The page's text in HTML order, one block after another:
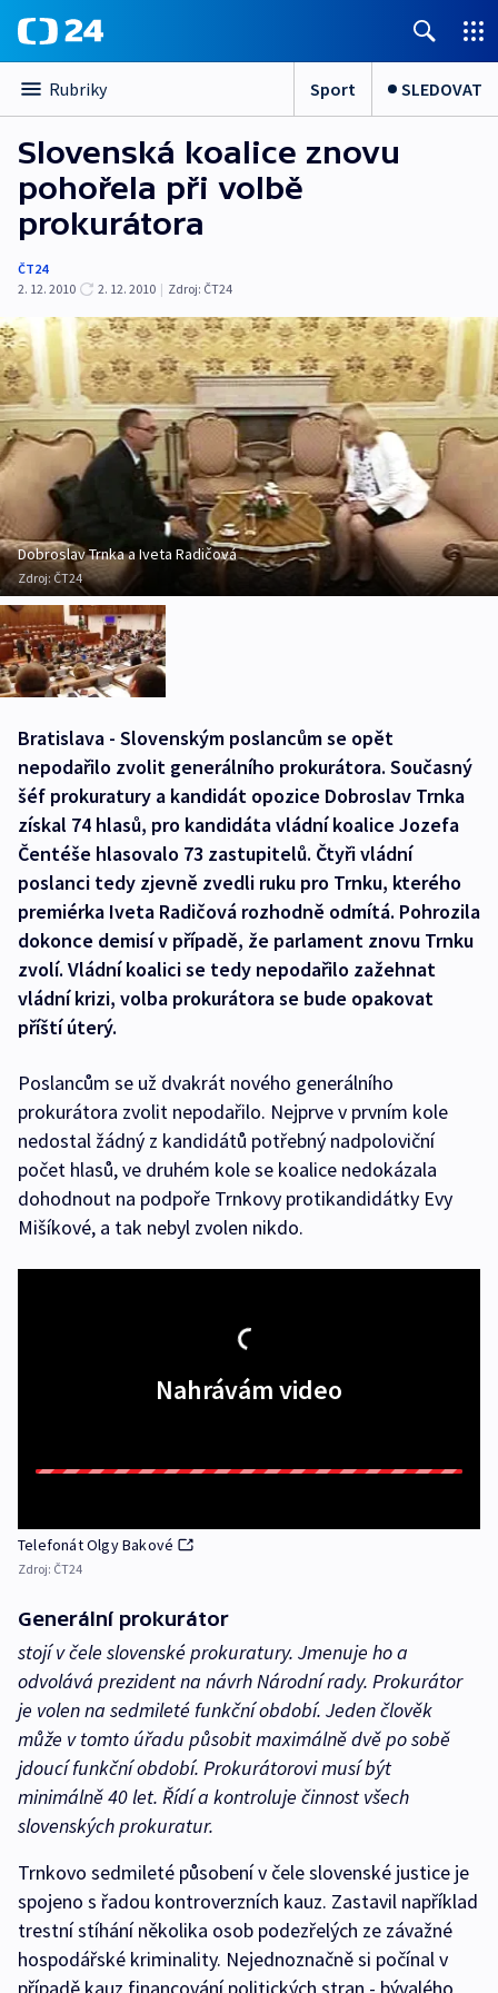
Rubriky Sport SLEDOVAT
Slovenská koalice znovu
pohořela při volbě
prokurátora
ČT24
2. 12. 2010
2. 12. 2010 | Zdroj: ČT24
Dobroslav Trnka a Iveta Radičová
Zdroj: ČT24
Bratislava - Slovenským poslancům se opět
nepodařilo zvolit generálního prokurátora. Současný
šéf prokuratury a kandidát opozice Dobroslav Trnka
získal 74 hlasů, pro kandidáta vládní koalice Jozefa
Čentéše hlasovalo 73 zastupitelů. Čtyři vládní
poslanci tedy zjevně zvedli ruku pro Trnku, kterého
premiérka Iveta Radičová rozhodně odmítá. Pohrozila
dokonce demisí v případě, že parlament znovu Trnku
zvolí. Vládní koalici se tedy nepodařilo zažehnat
vládní krizi, volba prokurátora se bude opakovat
příští úterý.
Poslancům se už dvakrát nového generálního
prokurátora zvolit nepodařilo. Nejprve v prvním kole
nedostal žádný z kandidátů potřebný nadpoloviční
počet hlasů, ve druhém kole se koalice nedokázala
dohodnout na podpoře Trnkovy protikandidátky Evy
Mišíkové, a tak nebyl zvolen nikdo.
Nahrávám video
Telefonát Olgy Bakové
Zdroj: ČT24
Generální prokurátor
stojí v čele slovenské prokuratury. Jmenuje ho a
odvolává prezident na návrh Národní rady. Prokurátor
je volen na sedmileté funkční období. Jeden člověk
může v tomto úřadu působit maximálně dvě po sobě
jdoucí funkční období. Prokurátorovi musí být
minimálně 40 let. Řídí a kontroluje činnost všech
slovenských prokuratur.
Trnkovo sedmileté působení v čele slovenské justice je
spojeno s řadou kontroverzních kauz. Zastavil například
trestní stíhání několika osob podezřelých ze závažné
hospodářské kriminality. Nejednoznačně si počínal v